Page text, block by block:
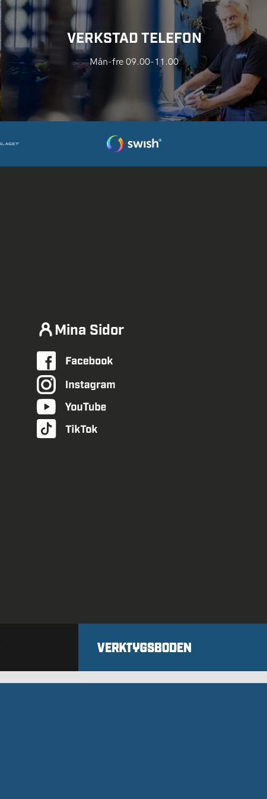
VERKSTAD TELEFON
Mån-fre 09.00-11.00
Mina Sidor